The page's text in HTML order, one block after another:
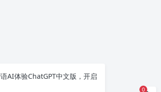
AI体验ChatGPT中文版 ，开启
0